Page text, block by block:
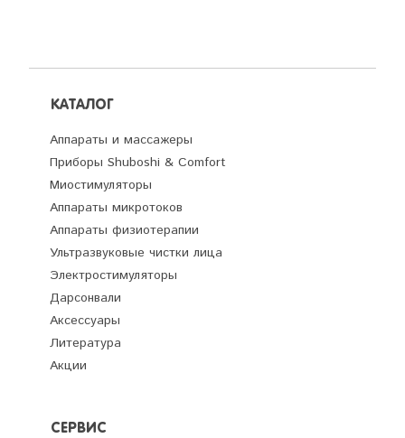
КАТАЛОГ
Аппараты и массажеры
Приборы Shuboshi & Comfort
Миостимуляторы
Аппараты микротоков
Аппараты физиотерапии
Ультразвуковые чистки лица
Электростимуляторы
Дарсонвали
Аксессуары
Литература
Акции
СЕРВИС